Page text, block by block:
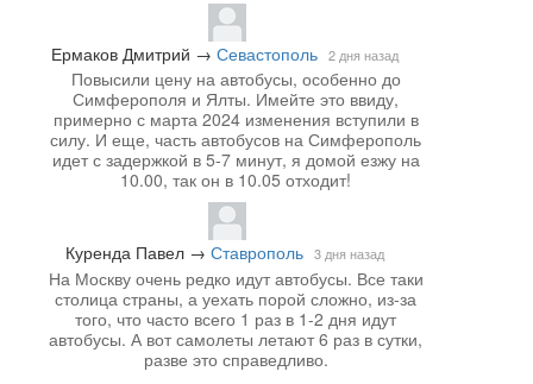
Ермаков Дмитрий → Севастополь 2 дня назад
Повысили цену на автобусы, особенно до
Симферополя и Ялты. Имейте это ввиду,
примерно с марта 2024 изменения вступили в
силу. И еще, часть автобусов на Симферополь
идет с задержкой в 5-7 минут, я домой езжу на
10.00, так он в 10.05 отходит!
Куренда Павел→ Ставрополь 3 дня назад
На Москву очень редко идут автобусы. Все таки
столица страны, а уехать порой сложно, из-за
того, что часто всего 1 раз в 1-2 дня идут
автобусы. А вот самолеты летают 6 раз в сутки,
разве это справедливо.